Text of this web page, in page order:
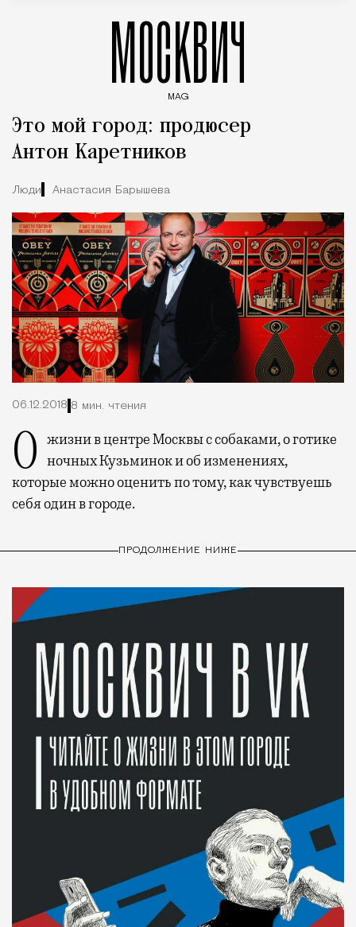
МОСКВИЧ
MAG
Это мой город: продюсер
Антон Каретников
Люди Анастасия Барышева
06.12.2018 8 мин. чтения
О жизни в центре Москвы с собаками, о готике ночных Кузьминок и об изменениях,
которые можно оценить по тому, как чувствуешь
себя один в городе.
ПРОДОЛЖЕНИЕ НИЖЕ